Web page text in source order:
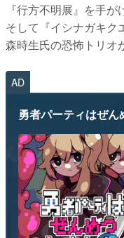
『行方不明展』を手が
そして『イシナガキク
森時生氏の恐怖トリオ
AD
勇者パーティはぜん